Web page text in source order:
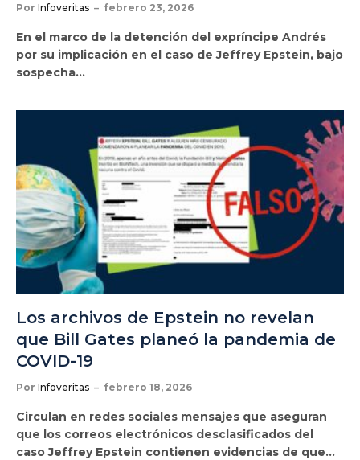
Por Infoveritas febrero 23, 2026
En el marco de la detención del expríncipe Andrés
por su implicación en el caso de Jeffrey Epstein, bajo
sospecha…
Los archivos de Epstein no revelan
que Bill Gates planeó la pandemia de
COVID-19
Por Infoveritas febrero 18, 2026
Circulan en redes sociales mensajes que aseguran
que los correos electrónicos desclasificados del
caso Jeffrey Epstein contienen evidencias de que…